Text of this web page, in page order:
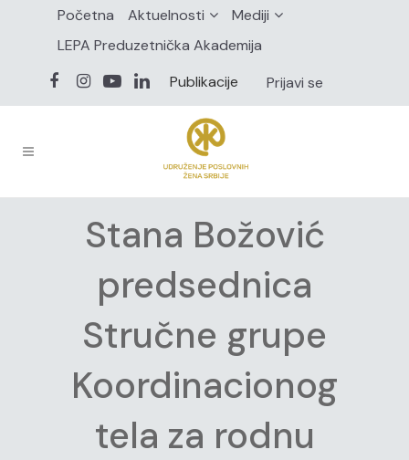
Početna Aktuelnosti
Mediji
LEPA Preduzetnička Akademija
Publikacije
Prijavi se
Stana Božović
predsednica
Stručne grupe
Koordinacionog
tela za rodnu